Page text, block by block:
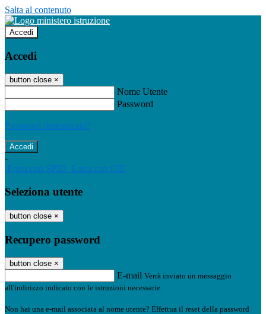
Salta al contenuto
Accedi
Accedi
button close ×
Nome Utente
Password
Password dimenticata?
-
Entra con SPID Entra con CIE
Seleziona utente
button close ×
Recupero password
button close ×
E-mail Verrà inviato un messaggio
all'indirizzo indicato con le istruzioni necessarie.
Non hai una e-mail associata al nome utente? Effettua il reset della password